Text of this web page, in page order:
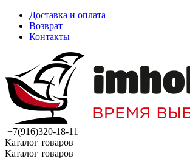
Доставка и оплата
Возврат
Контакты
+7(916)320-18-11
Каталог товаров
Каталог товаров